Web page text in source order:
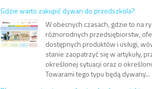
Gdzie warto zakupić dywan do przedszkola?
W obecnych czasach, gdzie to na
różnorodnych przedsiębiorstw,
dostępnych produktów i usługi,
stanie zaopatrzyć się w artykuły,
określonej sytuacji oraz o
Towarami tego typu będą dywany...